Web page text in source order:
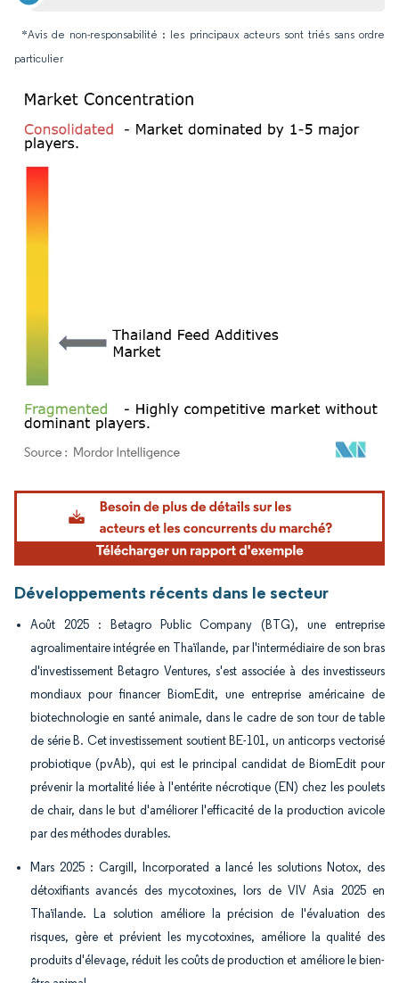
*Avis de non-responsabilité : les principaux acteurs sont triés sans ordre
particulier
Image © Mordor Intelligence. La réutilisation nécessite une attribution sous CC BY
Développements récents dans le secteur
Août 2025 : Betagro Public Company (BTG), une entreprise
agroalimentaire intégrée en Thaïlande, par l'intermédiaire de son bras
d'investissement Betagro Ventures, s'est associée à des investisseurs
mondiaux pour financer BiomEdit, une entreprise américaine de
biotechnologie en santé animale, dans le cadre de son tour de table
de série B. Cet investissement soutient BE-101, un anticorps vectorisé
probiotique (pvAb), qui est le principal candidat de BiomEdit pour
prévenir la mortalité liée à l'entérite nécrotique (EN) chez les poulets
de chair, dans le but d'améliorer l'efficacité de la production avicole
par des méthodes durables.
Mars 2025 : Cargill, Incorporated a lancé les solutions Notox, des
détoxifiants avancés des mycotoxines, lors de VIV Asia 2025 en
Thaïlande. La solution améliore la précision de l'évaluation des
risques, gère et prévient les mycotoxines, améliore la qualité des
produits d'élevage, réduit les coûts de production et améliore le bien-